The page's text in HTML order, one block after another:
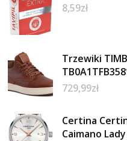
8,59zł
Trzewiki
729,99zł
Certina
Caimano